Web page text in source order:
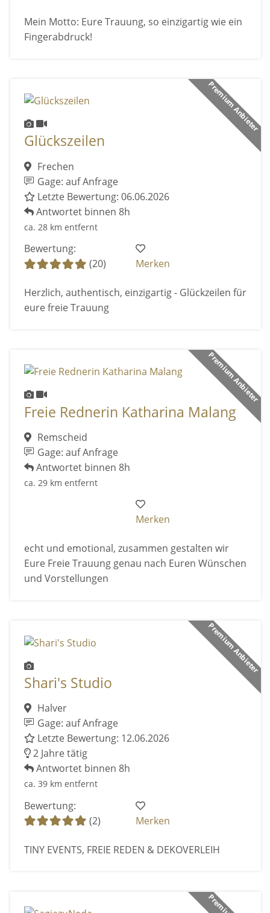
Mein Motto: Eure Trauung, so einzigartig wie ein
Fingerabdruck!
Premium Anbieter
Glückszeilen
Frechen
Gage: auf Anfrage
Letzte Bewertung: 06.06.2026
Antwortet binnen 8h
ca. 28 km entfernt
Bewertung:
(20)
Merken
Herzlich, authentisch, einzigartig - Glückzeilen für
eure freie Trauung
Premium Anbieter
Freie Rednerin Katharina Malang
Remscheid
Gage: auf Anfrage
Antwortet binnen 8h
ca. 29 km entfernt
Merken
echt und emotional, zusammen gestalten wir
Eure Freie Trauung genau nach Euren Wünschen
und Vorstellungen
Premium Anbieter
Shari's Studio
Halver
Gage: auf Anfrage
Letzte Bewertung: 12.06.2026
2 Jahre tätig
Antwortet binnen 8h
ca. 39 km entfernt
Bewertung:
(2)
Merken
TINY EVENTS, FREIE REDEN & DEKOVERLEIH